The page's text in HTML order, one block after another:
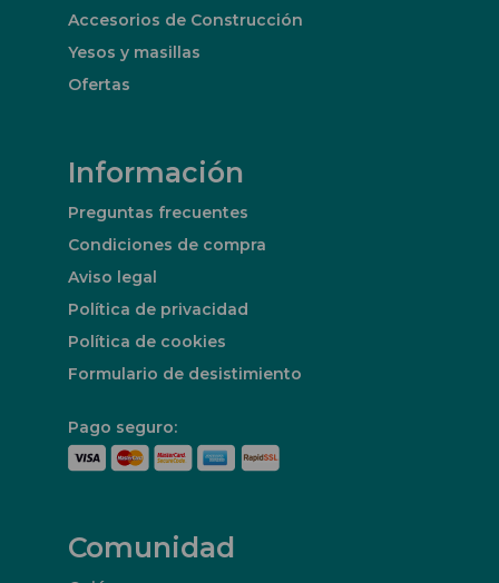
Accesorios de Construcción
Yesos y masillas
Ofertas
Información
Preguntas frecuentes
Condiciones de compra
Aviso legal
Política de privacidad
Política de cookies
Formulario de desistimiento
Pago seguro:
Comunidad